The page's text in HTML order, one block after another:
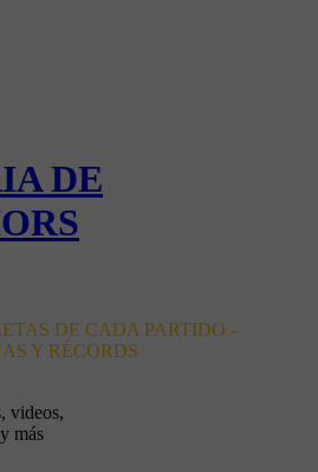
DE
DE CADA PARTIDO -
Y RÉCORDS
videos,
más